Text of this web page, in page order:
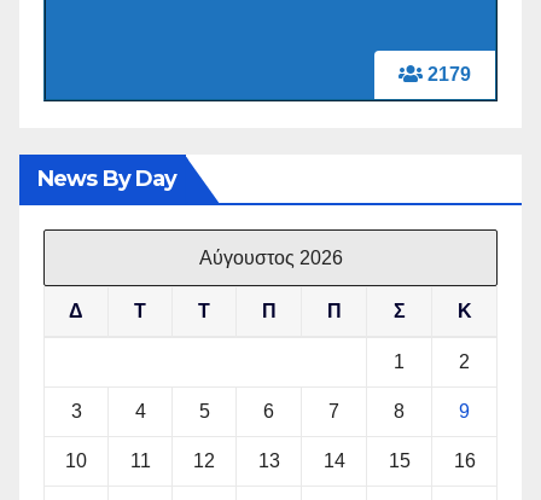
2179
News By Day
Αύγουστος 2026
Δ Τ Τ Π Π Σ Κ
1 2
3 4 5 6 7 8 9
10 11 12 13 14 15 16